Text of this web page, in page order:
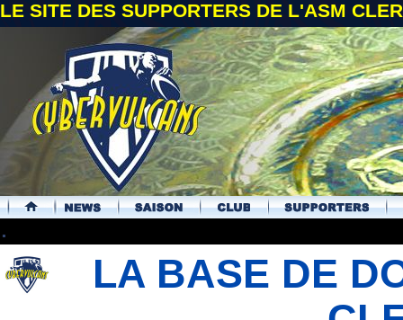
LE SITE DES SUPPORTERS DE L'ASM
.
LA BASE DE